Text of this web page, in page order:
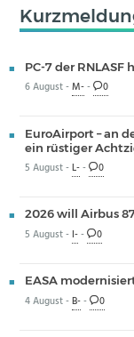
PC-7 der
6 August -M-- 0
EuroAirport – an
ein rüstiger
5 August -L-- 0
2026 will Airbus
5 August - I-- 0
EASA
4 August -B-- 0